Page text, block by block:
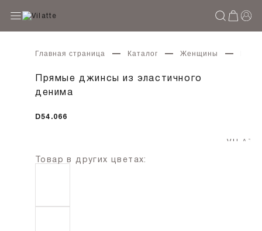
Главная страница Каталог Женщины
Прямые джинсы из эластичного
денима
D54.066
Товар в других цветах: